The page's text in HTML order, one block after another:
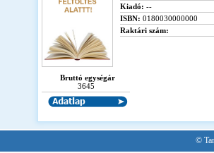
Kiadó: --
ISBN: 0180030000000
Raktári szám:
Bruttó egységár
3645
©